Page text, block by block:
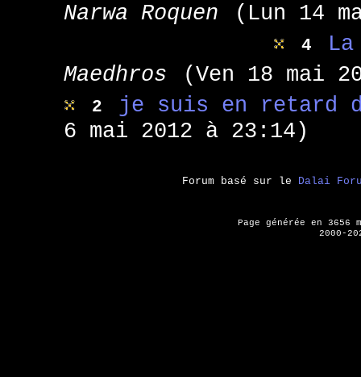
Narwa Roquen
(Lun 14
4
Maedhros
(Ven 18 mai
2
je suis en retard
6 mai 2012 à 23:14)
Forum basé sur le Dalai
Page générée en 3656
2000-